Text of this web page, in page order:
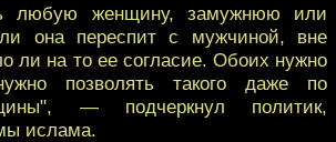
любую женщину, замужнюю или
она переспит с мужчиной, вне
ли на то ее согласие. Обоих нужно
позволять такого даже по
— подчеркнул политик,
ислама.